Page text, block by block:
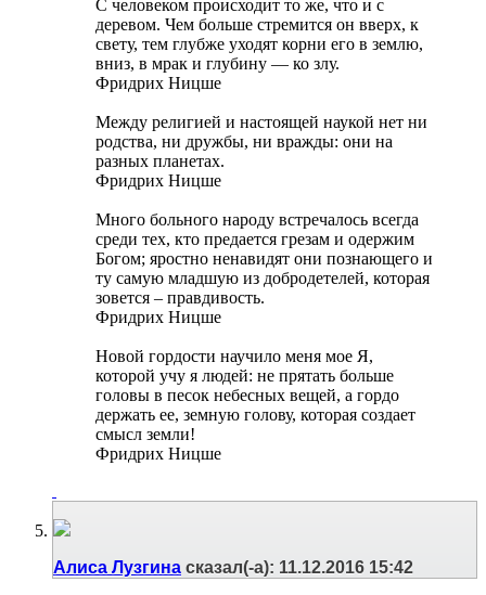
С человеком происходит то же, что и с
деревом. Чем больше стремится он вверх, к
свету, тем глубже уходят корни его в землю,
вниз, в мрак и глубину — ко злу.
Фридрих Ницше
Между религией и настоящей наукой нет ни
родства, ни дружбы, ни вражды: они на
разных планетах.
Фридрих Ницше
Много больного народу встречалось всегда
среди тех, кто предается грезам и одержим
Богом; яростно ненавидят они познающего и
ту самую младшую из добродетелей, которая
зовется – правдивость.
Фридрих Ницше
Новой гордости научило меня мое Я,
которой учу я людей: не прятать больше
головы в песок небесных вещей, а гордо
держать ее, земную голову, которая создает
смысл земли!
Фридрих Ницше
Алиса Лузгина сказал(-а): 11.12.2016 15:42